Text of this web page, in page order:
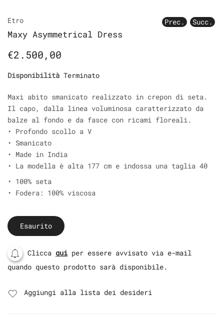
Etro Prec. Succ.
Maxy Asymmetrical Dress
€2.500,00
Disponibilità Terminato
Maxi abito smanicato realizzato in crepon di seta.
Il capo, dalla linea voluminosa caratterizzato da
balze al fondo e da fasce con ricami floreali.
• Profondo scollo a V
• Smanicato
• Made in India
• La modella è alta 177 cm e indossa una taglia 40
• 100% seta
• Fodera: 100% viscosa
Esaurito
Clicca quiper essere avvisato via e-mail
quando questo prodotto sarà disponibile.
Aggiungi alla lista dei desideri